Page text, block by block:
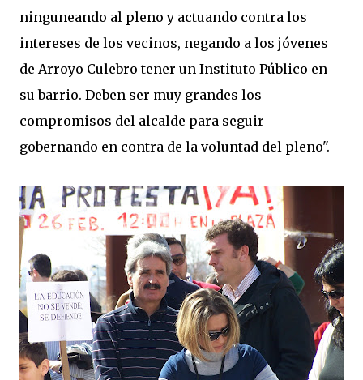
ninguneando al pleno y actuando contra los
intereses de los vecinos, negando a los jóvenes
de Arroyo Culebro tener un Instituto Público en
su barrio. Deben ser muy grandes los
compromisos del alcalde para seguir
gobernando en contra de la voluntad del pleno".